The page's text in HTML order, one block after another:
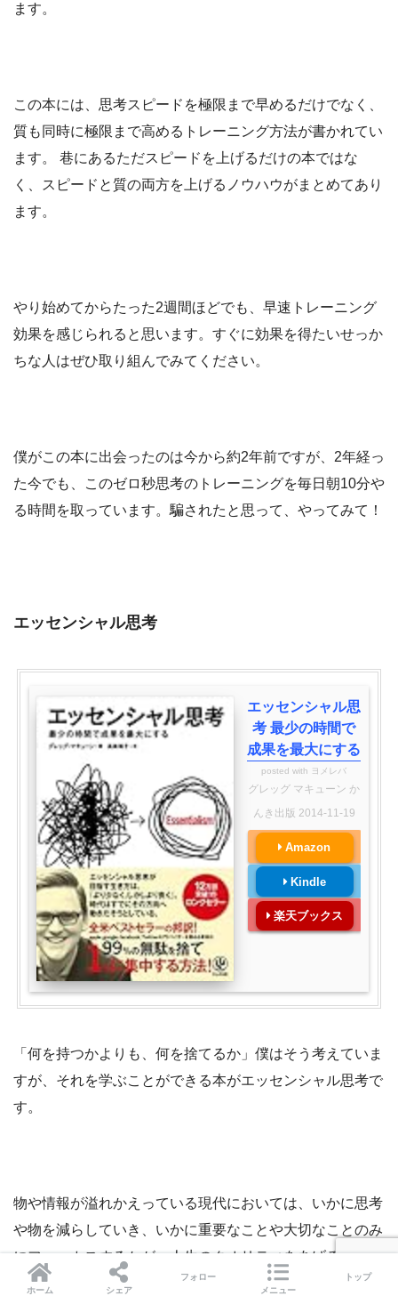
ます。
この本には、思考スピードを極限まで早めるだけでなく、
質も同時に極限まで高めるトレーニング方法が書かれてい
ます。 巷にあるただスピードを上げるだけの本ではな
く、スピードと質の両方を上げるノウハウがまとめてあり
ます。
やり始めてからたった2週間ほどでも、早速トレーニング
効果を感じられると思います。すぐに効果を得たいせっか
ちな人はぜひ取り組んでみてください。
僕がこの本に出会ったのは今から約2年前ですが、2年経っ
た今でも、このゼロ秒思考のトレーニングを毎日朝10分や
る時間を取っています。騙されたと思って、やってみて！
エッセンシャル思考
エッセンシャル思
考 最少の時間で
成果を最大にする
posted with ヨメレバ
グレッグ マキューン か
んき出版 2014-11-19
Amazon
Kindle
楽天ブックス
「何を持つかよりも、何を捨てるか」僕はそう考えていま
すが、それを学ぶことができる本がエッセンシャル思考で
す。
物や情報が溢れかえっている現代においては、いかに思考
や物を減らしていき、いかに重要なことや大切なことのみ
にフォーカスするかが、人生のクオリティをあげると思っ
ています。
ホーム シェア
フォロー
メニュー
トップ